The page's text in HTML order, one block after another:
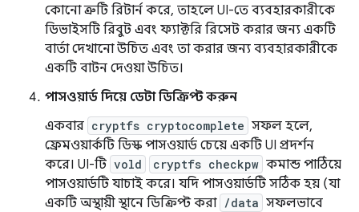
কোনো ত্রুটি রিটার্ন করে, তাহলে UI-তে ব্যবহারকারীকে
ডিভাইসটি রিবুট এবং ফ্যাক্টরি রিসেট করার জন্য একটি
বার্তা দেখানো উচিত এবং তা করার জন্য ব্যবহারকারীকে
একটি বাটন দেওয়া উচিত।
পাসওয়ার্ড দিয়ে ডেটা ডিক্রিপ্ট করুন
একবার cryptfs cryptocomplete সফল হলে,
ফ্রেমওয়ার্কটি ডিস্ক পাসওয়ার্ড চেয়ে একটি UI প্রদর্শন
করে। UI-টি vold cryptfs checkpw কমান্ড পাঠিয়ে
পাসওয়ার্ডটি যাচাই করে। যদি পাসওয়ার্ডটি সঠিক হয় (যা
একটি অস্থায়ী স্থানে ডিক্রিপ্ট করা /data সফলভাবে